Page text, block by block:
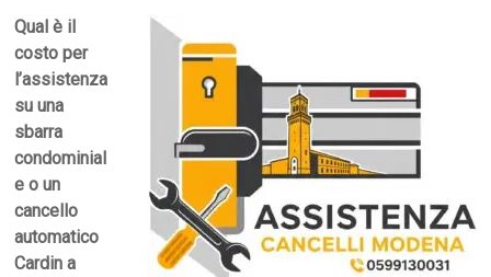
Qual è il
costo per
l’assistenza
su una
sbarra
condominial
e o un
cancello
automatico
Cardin a